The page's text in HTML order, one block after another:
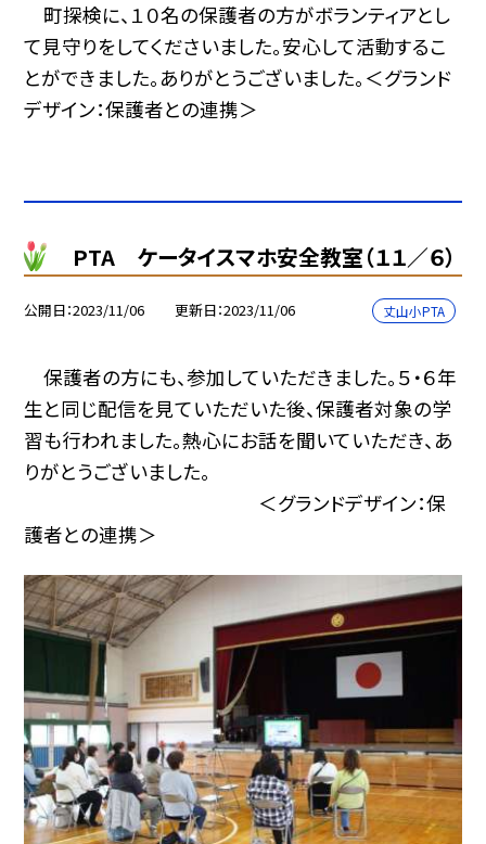
町探検に、１０名の保護者の方がボランティアとし
て見守りをしてくださいました。安心して活動するこ
とができました。ありがとうございました。＜グランド
デザイン：保護者との連携＞
PTA ケータイスマホ安全教室（１１／６）
公開日 2023/11/06 更新日 2023/11/06 丈山小PTA
保護者の方にも、参加していただきました。５・６年
生と同じ配信を見ていただいた後、保護者対象の学
習も行われました。熱心にお話を聞いていただき、あ
りがとうございました。
＜グランドデザイン：保
護者との連携＞